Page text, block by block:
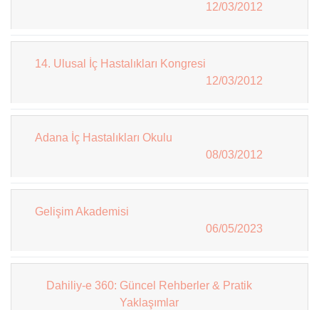
12/03/2012
14. Ulusal İç Hastalıkları Kongresi
12/03/2012
Adana İç Hastalıkları Okulu
08/03/2012
Gelişim Akademisi
06/05/2023
Dahiliy-e 360: Güncel Rehberler & Pratik
Yaklaşımlar